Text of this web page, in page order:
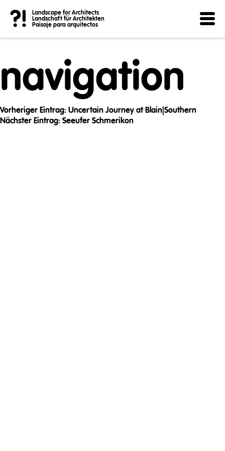
?!
Landscape for Architects
Landschaft für Architekten
Paisaje para arquitectos
Post
navigation
Vorheriger Eintrag: Uncertain Journey at Blain|Southern
Nächster Eintrag: Seeufer Schmerikon